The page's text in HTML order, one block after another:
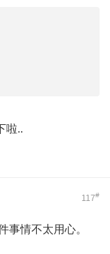
啦..
117#
事情不太用心。